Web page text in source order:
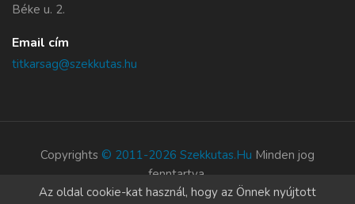
Béke u. 2.
Email cím
titkarsag@szekkutas.hu
Copyrights © 2011-2026 Szekkutas.hu Minden jog
fenntartva.
Süti szabályzat
Az oldal cookie-kat használ, hogy az Önnek nyújtott